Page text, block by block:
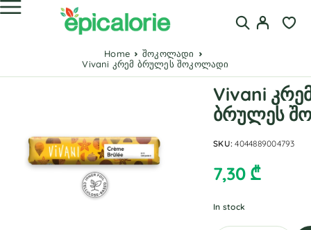
Home
შოკოლადი
Vivani კრემ ბრულეს შოკოლადი
Vivani
ბრულეს
SKU:4044889004793
7,30 ₾
In stock